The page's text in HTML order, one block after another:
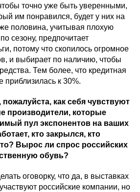
точно уже быть уверенными,
им понравился, будет у них на
половина, учитывая плохую
сезону, предпочитает
потому что скопилось огромное
и выбирает по наличию, чтобы
Тем более, что кредитная
приблизилась к 30%.
пожалуйста, как себя чувствуют
производители, которые
пул экспонентов на ваших
кто закрылся, кто
Вырос ли спрос российских
обувь?
оговорку, что да, в выставках
российские компании, но